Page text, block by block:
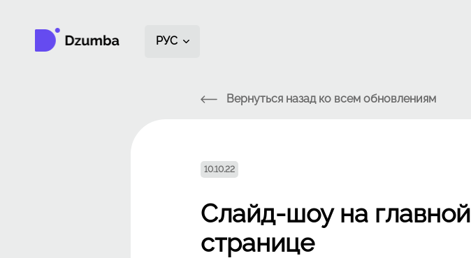
РУС
Вернуться назад ко всем обновлениям
10.10.22
Слайд-шоу на главной
странице